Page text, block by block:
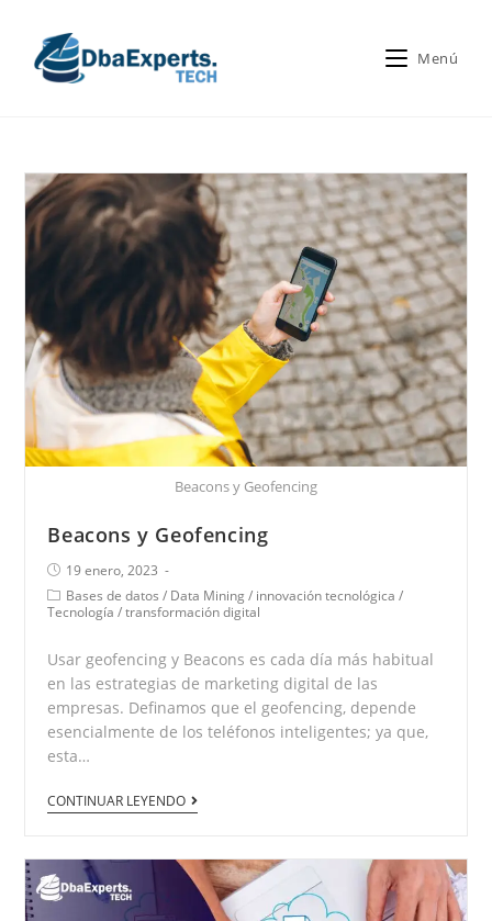
Menú
Beacons y Geofencing
Beacons y Geofencing
19 enero, 2023
Bases de datos / Data Mining/ innovación tecnológica /
Tecnología /transformación digital
Usar geofencing y Beacons es cada día más habitual
en las estrategias de marketing digital de las
empresas. Definamos que el geofencing, depende
esencialmente de los teléfonos inteligentes; ya que,
esta…
CONTINUAR LEYENDO